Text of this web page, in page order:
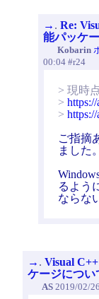
→ . Re:
能パッケ
Kobarin
00:04 #r24
> 現時
>
>
ご指摘
ました。
るよう
ならな
→ . Visual
ケージについ
AS 2019/02/